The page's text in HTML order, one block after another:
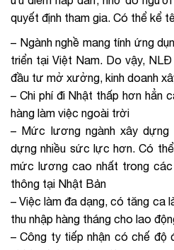
quyết định tham gia. Có thể kể
– Ngành nghề mang tính ứng
triển tại Việt Nam. Do vậy,
đầu tư mở xưởng, kinh doanh
– Chi phí đi Nhật thấp hơn hẳn
hàng làm việc ngoài trời
– Mức lương ngành xây
dựng nhiều sức lực hơn. Có
mức lương cao nhất trong các
thông tại Nhật Bản
– Việc làm đa dạng, có tăng ca
thu nhập hàng tháng cho lao
– Công ty tiếp nhận có chế độ